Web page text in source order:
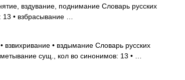
вздувание, поднимание Словарь русских
• взбрасывание …
взвихривание • вздымание Словарь русских
сущ., кол во синонимов: 13 • …